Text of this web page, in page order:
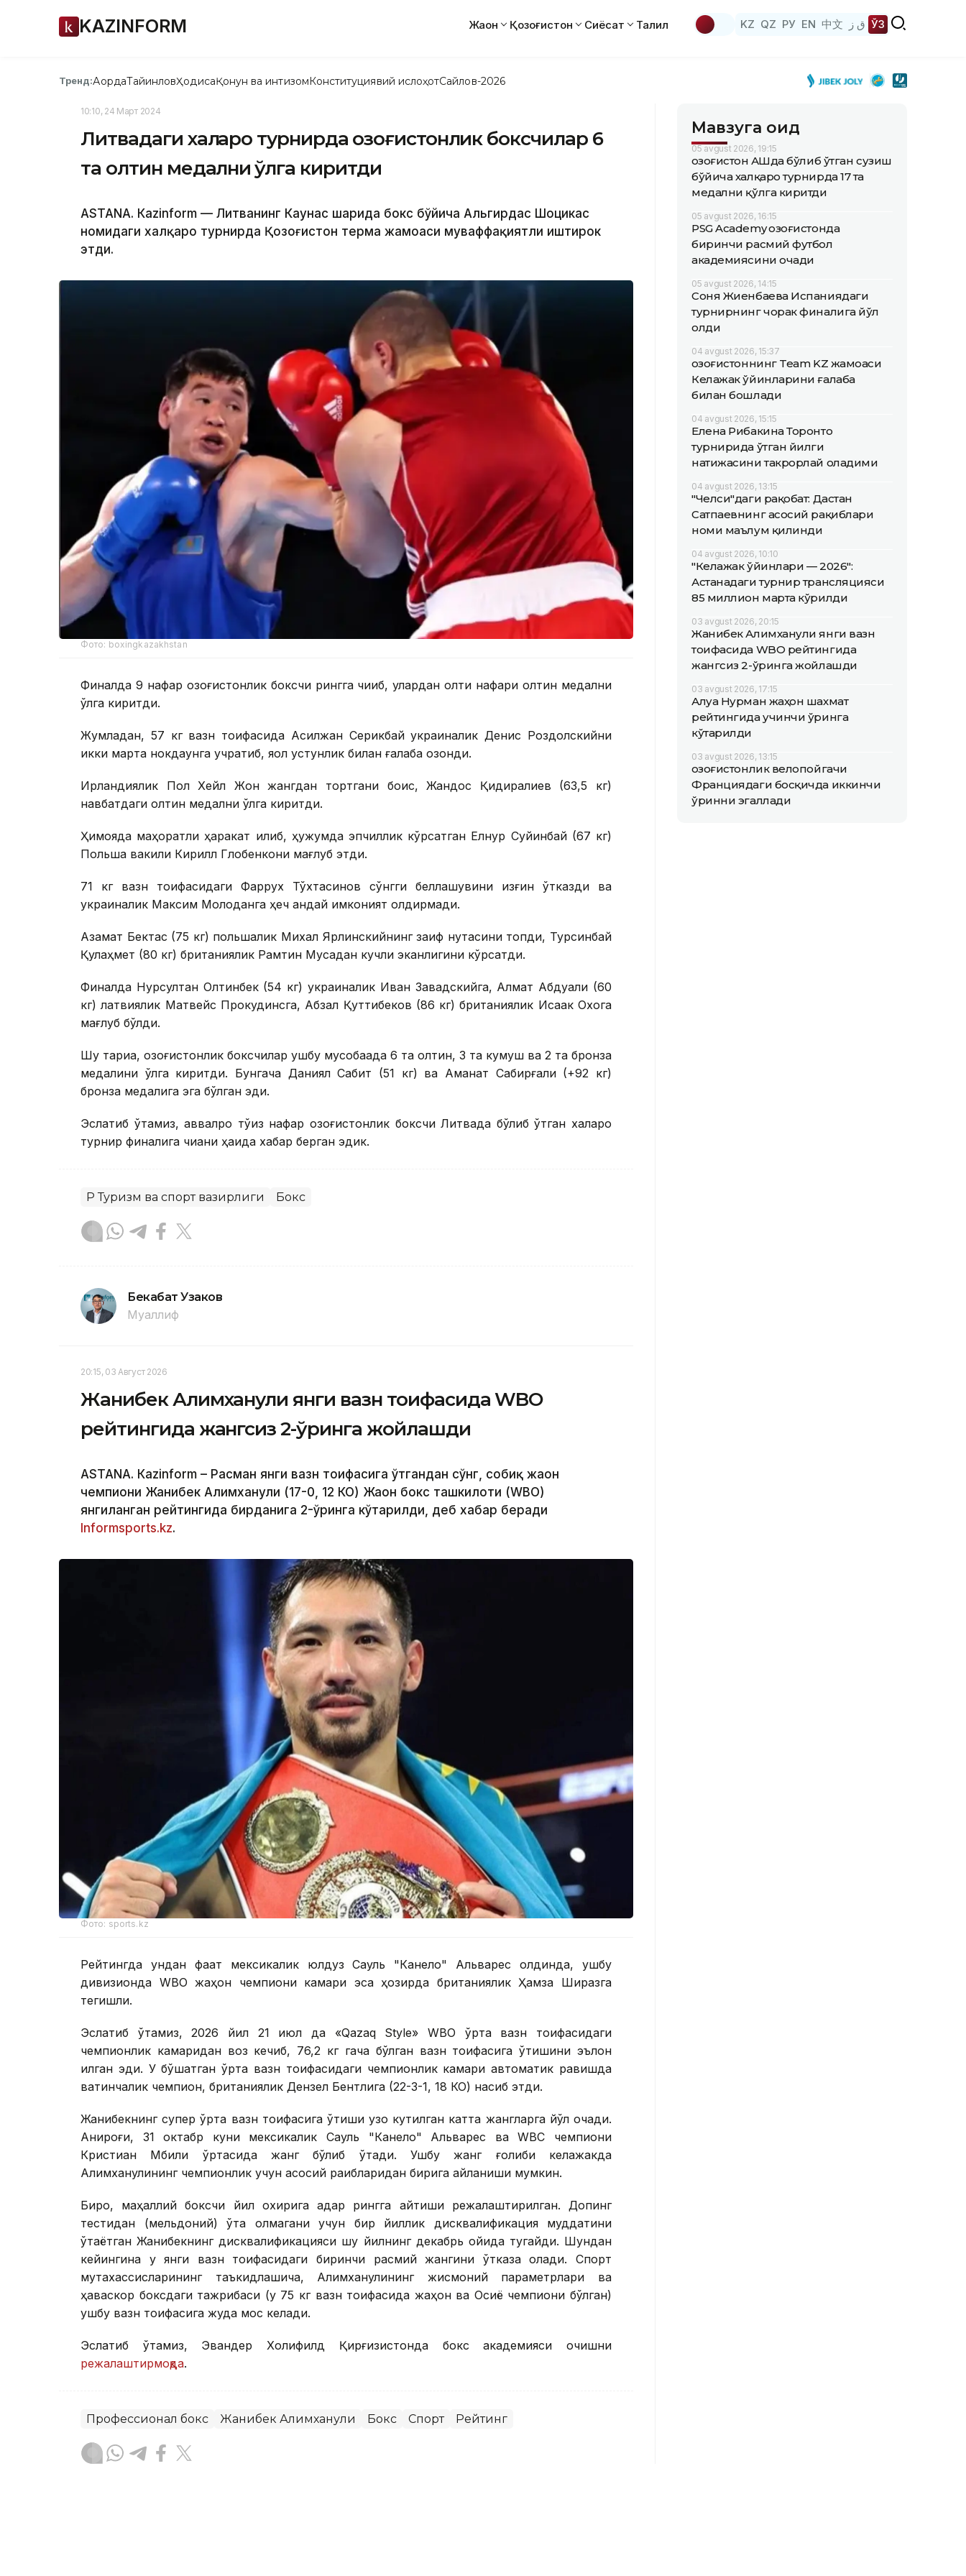
KAZINFORM Жаҳон Қозоғистон Сиёсат Таҳлил KZ QZ РУ EN 中文 ق ز ЎЗ
Тренд:АқордаТайинловҲодисаҚонун ва интизомКонституциявий ислоҳотСайлов-2026
10:10, 24 Март 2024
Литвадаги халқаро турнирда қозоғистонлик боксчилар 6
та олтин медални қўлга киритди
ASTANА. Кazinform — Литванинг Каунас шаҳрида бокс бўйича Альгирдас Шоцикас
номидаги халқаро турнирда Қозоғистон терма жамоаси муваффақиятли иштирок
этди.
Фото: boxingkazakhstan
Финалда 9 нафар қозоғистонлик боксчи рингга чиқиб, улардан олти нафари олтин медални
қўлга киритди.
Жумладан, 57 кг вазн тоифасида Асилжан Серикбай украиналик Денис Роздолскийни
икки марта нокдаунга учратиб, яққол устунлик билан ғалаба қозонди.
Ирландиялик Пол Хейл Жон жангдан тортгани боис, Жандос Қидиралиев (63,5 кг)
навбатдаги олтин медални қўлга киритди.
Ҳимояда маҳоратли ҳаракат қилиб, ҳужумда эпчиллик кўрсатган Елнур Суйинбай (67 кг)
Польша вакили Кирилл Глобенкони мағлуб этди.
71 кг вазн тоифасидаги Фаррух Тўхтасинов сўнгги беллашувини қизғин ўтказди ва
украиналик Максим Молоданга ҳеч қандай имконият қолдирмади.
Азамат Бектас (75 кг) польшалик Михал Ярлинскийнинг заиф нуқтасини топди, Турсинбай
Қулаҳмет (80 кг) британиялик Рамтин Мусадан кучли эканлигини кўрсатди.
Финалда Нурсултан Олтинбек (54 кг) украиналик Иван Завадскийга, Алмат Абдуали (60
кг) латвиялик Матвейс Прокудинсга, Абзал Қуттибеков (86 кг) британиялик Исаак Охога
мағлуб бўлди.
Шу тариқа, қозоғистонлик боксчилар ушбу мусобақада 6 та олтин, 3 та кумуш ва 2 та бронза
медалини қўлга киритди. Бунгача Даниял Сабит (51 кг) ва Аманат Сабирғали (+92 кг)
бронза медалига эга бўлган эди.
Эслатиб ўтамиз, аввалроқ тўққиз нафар қозоғистонлик боксчи Литвада бўлиб ўтган халқаро
турнир финалига чиққани ҳақида хабар берган эдик.
ҚР Туризм ва спорт вазирлиги Бокс
Бекабат Узаков
Муаллиф
20:15, 03 Август 2026
Жанибек Алимханули янги вазн тоифасида WBO
рейтингида жангсиз 2-ўринга жойлашди
ASTANА. Кazinform – Расман янги вазн тоифасига ўтгандан сўнг, собиқ жаҳон
чемпиони Жанибек Алимханули (17-0, 12 КО) Жаҳон бокс ташкилоти (WBО)
янгиланган рейтингида бирданига 2-ўринга кўтарилди, деб хабар беради
Informsports.kz.
Фото: sports.kz
Рейтингда ундан фақат мексикалик юлдуз Сауль "Канело" Альварес олдинда, ушбу
дивизионда WBО жаҳон чемпиони камари эса ҳозирда британиялик Ҳамза Ширазга
тегишли.
Эслатиб ўтамиз, 2026 йил 21 июл да «Qazaq Style» WВО ўрта вазн тоифасидаги
чемпионлик камаридан воз кечиб, 76,2 кг гача бўлган вазн тоифасига ўтишини эълон
қилган эди. У бўшатган ўрта вазн тоифасидаги чемпионлик камари автоматик равишда
вақтинчалик чемпион, британиялик Дензел Бентлига (22-3-1, 18 КО) насиб этди.
Жанибекнинг супер ўрта вазн тоифасига ўтиши узоқ кутилган катта жангларга йўл очади.
Аниқроғи, 31 октабр куни мексикалик Сауль "Канело" Альварес ва WВC чемпиони
Кристиан Мбили ўртасида жанг бўлиб ўтади. Ушбу жанг ғолиби келажакда
Алимханулининг чемпионлик учун асосий рақибларидан бирига айланиши мумкин.
Бироқ, маҳаллий боксчи йил охирига қадар рингга қайтиши режалаштирилган. Допинг
тестидан (мельдоний) ўта олмагани учун бир йиллик дисквалификация муддатини
ўтаётган Жанибекнинг дисквалификацияси шу йилнинг декабрь ойида тугайди. Шундан
кейингина у янги вазн тоифасидаги биринчи расмий жангини ўтказа олади. Спорт
мутахассисларининг таъкидлашича, Алимханулининг жисмоний параметрлари ва
ҳаваскор боксдаги тажрибаси (у 75 кг вазн тоифасида жаҳон ва Осиё чемпиони бўлган)
ушбу вазн тоифасига жуда мос келади.
Эслатиб ўтамиз, Эвандер Холифилд Қирғизистонда бокс академияси очишни
режалаштирмоқда.
Профессионал бокс Жанибек Алимханули Бокс Спорт Рейтинг
Мавзуга оид
05 avgust 2026, 19:15
Қозоғистон АҚШда бўлиб ўтган сузиш
бўйича халқаро турнирда 17 та
медални қўлга киритди
05 avgust 2026, 16:15
PSG Academy Қозоғистонда
биринчи расмий футбол
академиясини очади
05 avgust 2026, 14:15
Соня Жиенбаева Испаниядаги
турнирнинг чорак финалига йўл
олди
04 avgust 2026, 15:37
Қозоғистоннинг Team KZ жамоаси
Келажак ўйинларини ғалаба
билан бошлади
04 avgust 2026, 15:15
Елена Рибакина Торонто
турнирида ўтган йилги
натижасини такрорлай оладими
04 avgust 2026, 13:15
"Челси"даги рақобат: Дастан
Сатпаевнинг асосий рақиблари
номи маълум қилинди
04 avgust 2026, 10:10
"Келажак ўйинлари — 2026":
Астанадаги турнир трансляцияси
85 миллион марта кўрилди
03 avgust 2026, 20:15
Жанибек Алимханули янги вазн
тоифасида WBO рейтингида
жангсиз 2-ўринга жойлашди
03 avgust 2026, 17:15
Алуа Нурман жаҳон шахмат
рейтингида учинчи ўринга
кўтарилди
03 avgust 2026, 13:15
Қозоғистонлик велопойгачи
Франциядаги босқичда иккинчи
ўринни эгаллади